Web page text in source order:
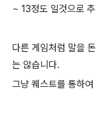
~ 13정도 일것으로
다른 게임처럼 말을
는 않습니다.
그냥 퀘스트를 통하